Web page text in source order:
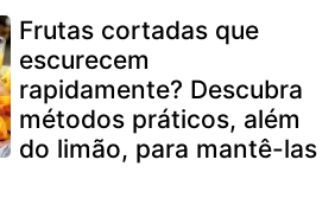
Frutas cortadas que
escurecem
rapidamente? Descubra
métodos práticos, além
do limão, para mantê-las